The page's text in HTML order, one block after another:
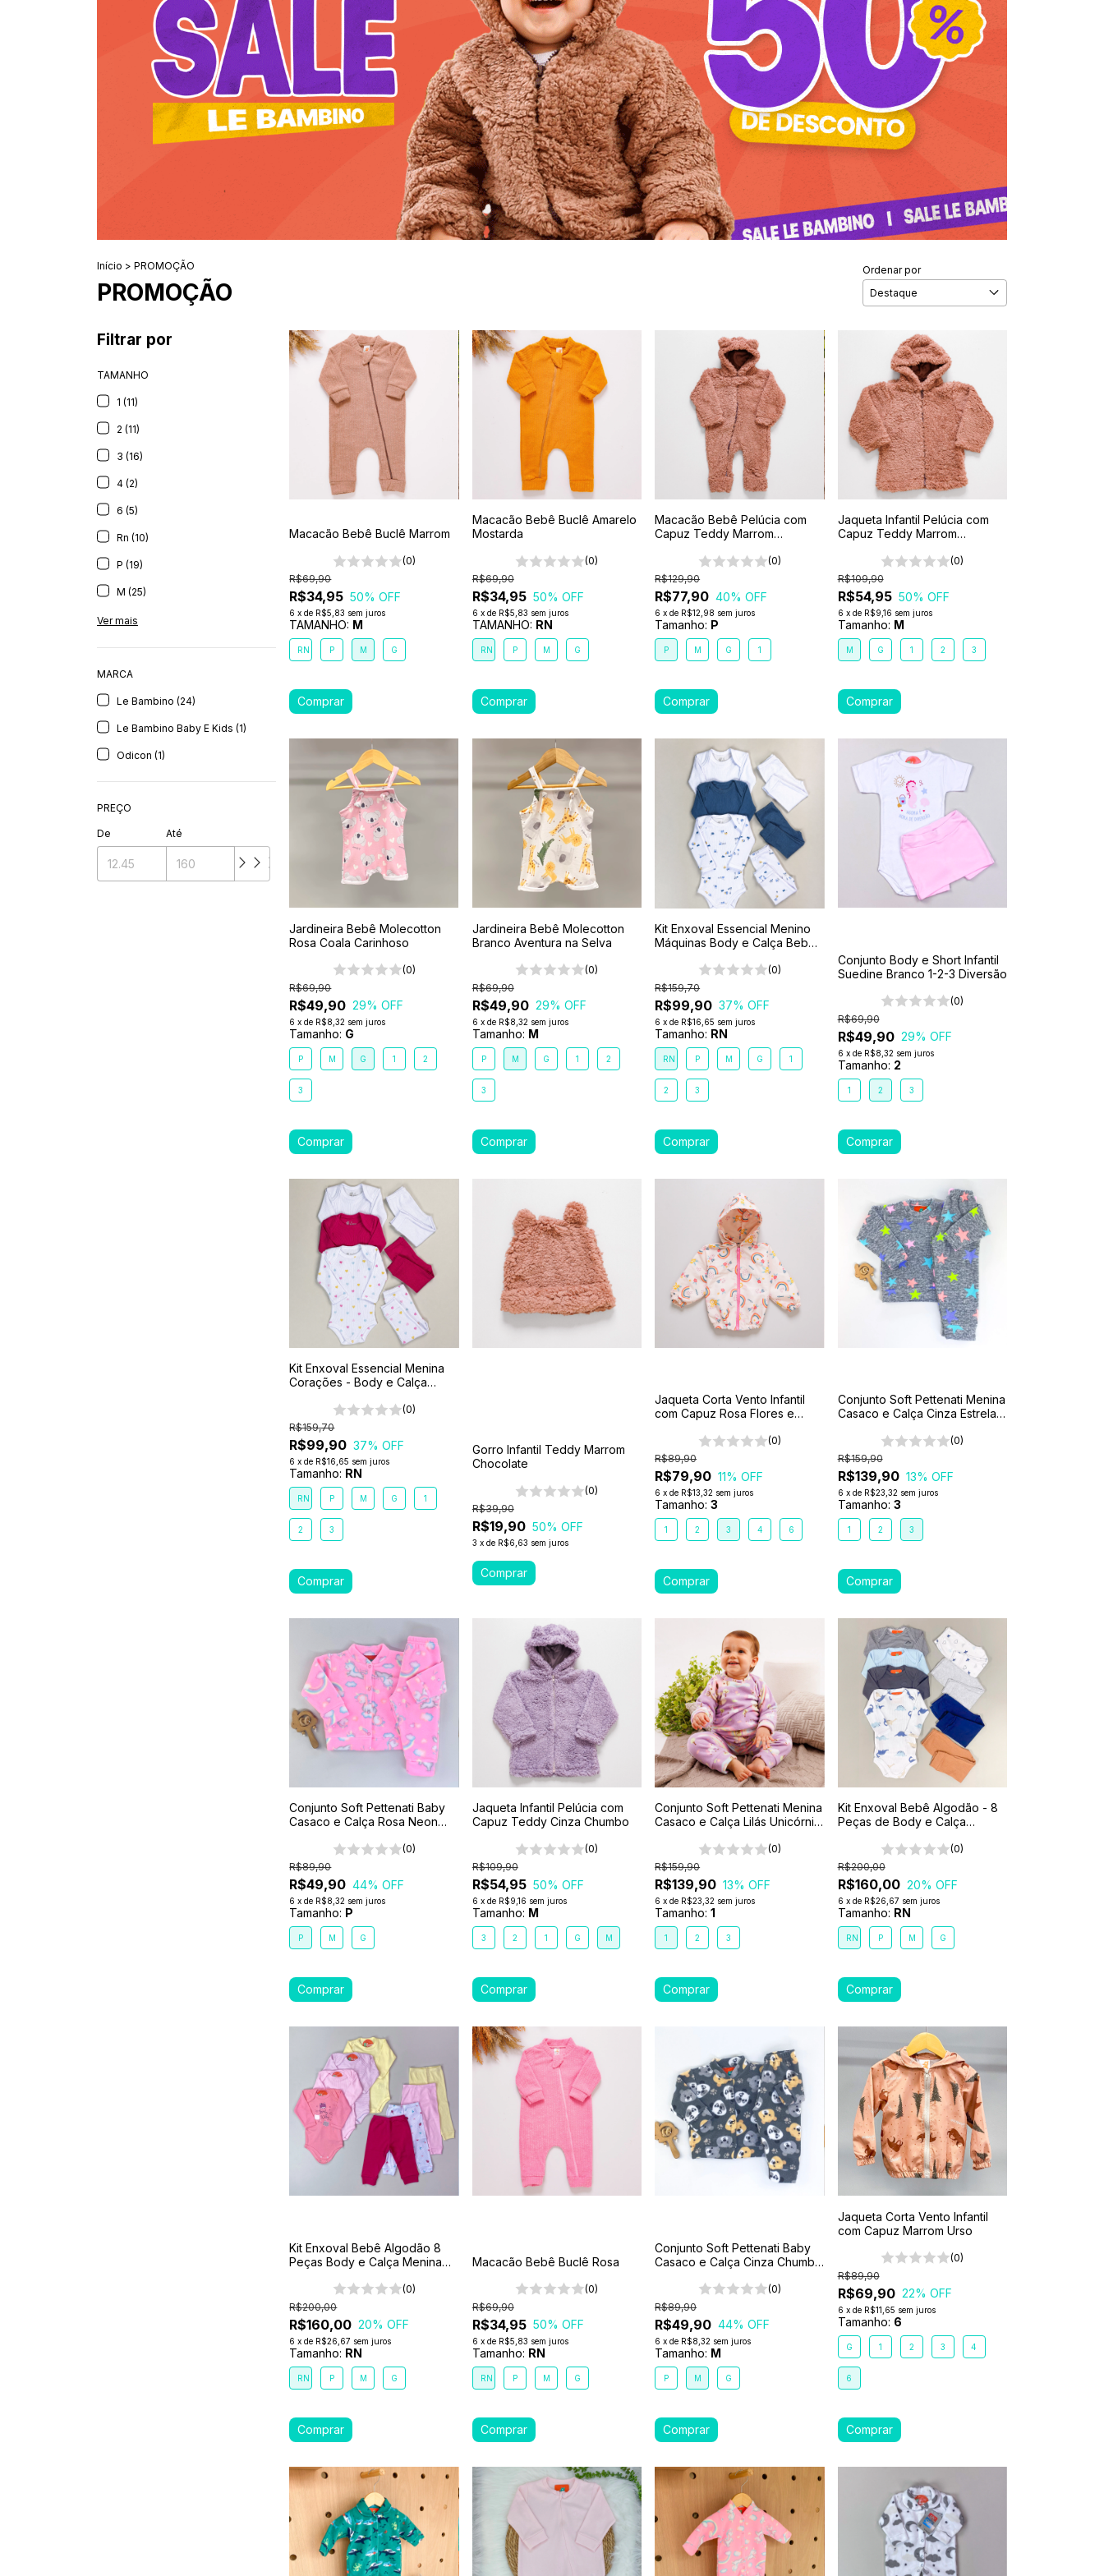
Início > PROMOÇÃO
PROMOÇÃO
Ordenar por
Filtrar por
TAMANHO
1 (11)
2 (11)
3 (16)
4 (2)
6 (5)
Rn (10)
P (19)
M (25)
Ver mais
MARCA
Le Bambino (24)
Le Bambino Baby E Kids (1)
Odicon (1)
PREÇO
De Até
Macacão Bebê Buclê Marrom
(0)
R$34,95
R$69,90
50% OFF
6 xde R$5,83 sem juros
TAMANHO: M
RN P M G
Macacão Bebê Buclê Amarelo
Mostarda
(0)
R$34,95
R$69,90
50% OFF
6 x de R$5,83 sem juros
TAMANHO: RN
RN P M G
Macacão Bebê Pelúcia com
Capuz Teddy Marrom
(0)
R$77,90
R$129,90
40% OFF
6 xde R$12,98 sem juros
Tamanho: P
P M G 1
Jaqueta Infantil Pelúcia com
Capuz Teddy Marrom
(0)
R$54,95
R$109,90
50% OFF
6 x de R$9,16 sem juros
Tamanho: M
M G 1 2 3
Jardineira Bebê Molecotton
Rosa Coala Carinhoso
(0)
R$49,90
R$69,90
29% OFF
6 xde R$8,32 sem juros
Tamanho: G
P M G 1 2
3
Jardineira Bebê Molecotton
Branco Aventura na Selva
(0)
R$49,90
R$69,90
29% OFF
6 x de R$8,32 sem juros
Tamanho: M
P M G 1 2
3
Kit Enxoval Essencial Menino
Máquinas Body e Calça Bebê
Premium
(0)
R$99,90
R$159,70
37% OFF
6 xde R$16,65 sem juros
Tamanho: RN
RN P M G 1
2 3
Conjunto Body e Short Infantil
Suedine Branco 1-2-3 Diversão
(0)
R$49,90
R$69,90
29% OFF
6 x de R$8,32 sem juros
Tamanho: 2
1 2 3
Kit Enxoval Essencial Menina
Corações - Body e Calça
Premium
(0)
R$99,90
R$159,70
37% OFF
6 xde R$16,65 sem juros
Tamanho: RN
RN P M G 1
2 3
Gorro Infantil Teddy Marrom
Chocolate
(0)
R$19,90
R$39,90
50% OFF
3 x de R$6,63 sem juros
Jaqueta Corta Vento Infantil
com Capuz Rosa Flores e
(0)
R$79,90
R$89,90
11% OFF
6 xde R$13,32 sem juros
Tamanho:3
1 2 3 4 6
Conjunto Soft Pettenati Menina
Casaco e Calça Cinza Estrela
(0)
R$139,90
R$159,90
13% OFF
6 x de R$23,32 sem juros
Tamanho: 3
1 2 3
Conjunto Soft Pettenati Baby
Casaco e Calça Rosa Neon
(0)
R$49,90
R$89,90
44% OFF
6 xde R$8,32 sem juros
Tamanho: P
P M G
Jaqueta Infantil Pelúcia com
Capuz Teddy Cinza Chumbo
(0)
R$54,95
R$109,90
50% OFF
6 x de R$9,16 sem juros
Tamanho: M
3 2 1 G M
Conjunto Soft Pettenati Menina
Casaco e Calça Lilás Unicórnio
(0)
R$139,90
R$159,90
13% OFF
6 xde R$23,32 sem juros
Tamanho:1
1 2 3
Kit Enxoval Bebê Algodão - 8
Peças de Body e Calça
(0)
R$160,00
R$200,00
20% OFF
6 x de R$26,67 sem juros
Tamanho: RN
RN P M G
Kit Enxoval Bebê Algodão 8
Peças Body e Calça Menina
(0)
R$160,00
R$200,00
20% OFF
6 xde R$26,67 sem juros
Tamanho: RN
RN P M G
Macacão Bebê Buclê Rosa
(0)
R$34,95
R$69,90
50% OFF
6 x de R$5,83 sem juros
Tamanho: RN
RN P M G
Conjunto Soft Pettenati Baby
Casaco e Calça Cinza Chumbo
(0)
R$49,90
R$89,90
44% OFF
6 xde R$8,32 sem juros
Tamanho: M
P M G
Jaqueta Corta Vento Infantil
com Capuz Marrom Urso
(0)
R$69,90
R$89,90
22% OFF
6 x de R$11,65 sem juros
Tamanho: 6
G 1 2 3 4
6